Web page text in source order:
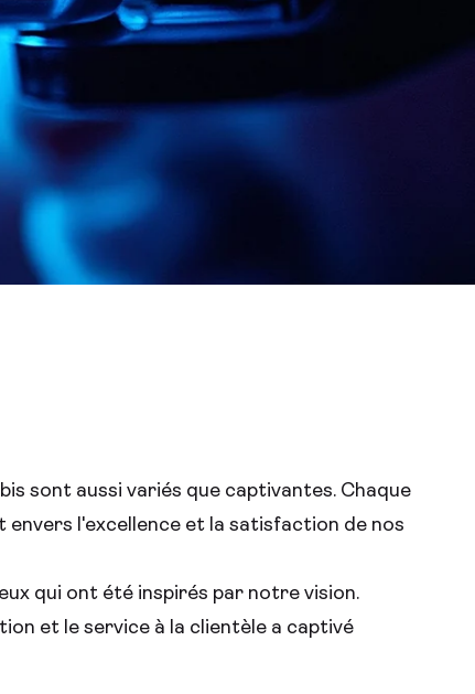
sont aussi variés que captivantes. Chaque
l'excellence et la satisfaction de nos
qui ont été inspirés par notre vision.
et le service à la clientèle a captivé